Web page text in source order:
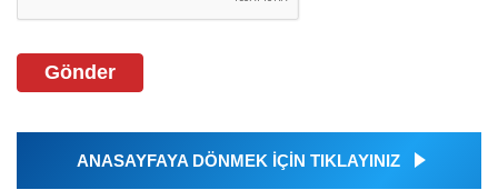
Gönder
ANASAYFAYA DÖNMEK İÇİN TIKLAYINIZ